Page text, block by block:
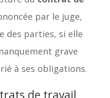
par le juge,
des parties, si elle
grave
à ses obligations.
de travail